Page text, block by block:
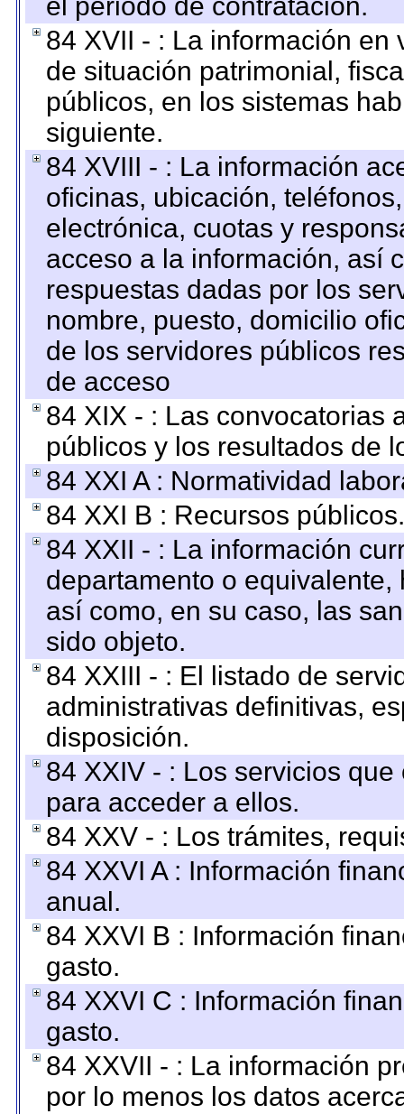
84 XVII - : La información
de situación patrimonial,
públicos, en los sistemas
siguiente.
84 XVIII - : La información
oficinas, ubicación,
electrónica, cuotas y
acceso a la información, así
respuestas dadas por los
nombre, puesto, domicilio
de los servidores públicos
de acceso
84 XIX - : Las convocatorias
públicos y los resultados de
84 XXI A : Normatividad
84 XXI B : Recursos públicos.
84 XXII - : La información
departamento o
así como, en su caso, las
sido objeto.
84 XXIII - : El listado de
administrativas definitivas,
disposición.
84 XXIV - : Los servicios
para acceder a ellos.
84 XXV - : Los trámites,
84 XXVI A : Información
anual.
84 XXVI B : Información
gasto.
84 XXVI C : Información
gasto.
84 XXVII - : La información
por lo menos los datos